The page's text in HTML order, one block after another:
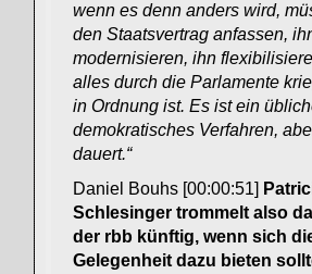
wenn es denn anders wird,
den Staatsvertrag anfassen,
modernisieren, ihn
alles durch die Parlamente
in Ordnung ist. Es ist ein
demokratisches Verfahren,
dauert.“
Daniel Bouhs [00:00:51]
Schlesinger trommelt also
der rbb künftig, wenn sich
Gelegenheit dazu bieten